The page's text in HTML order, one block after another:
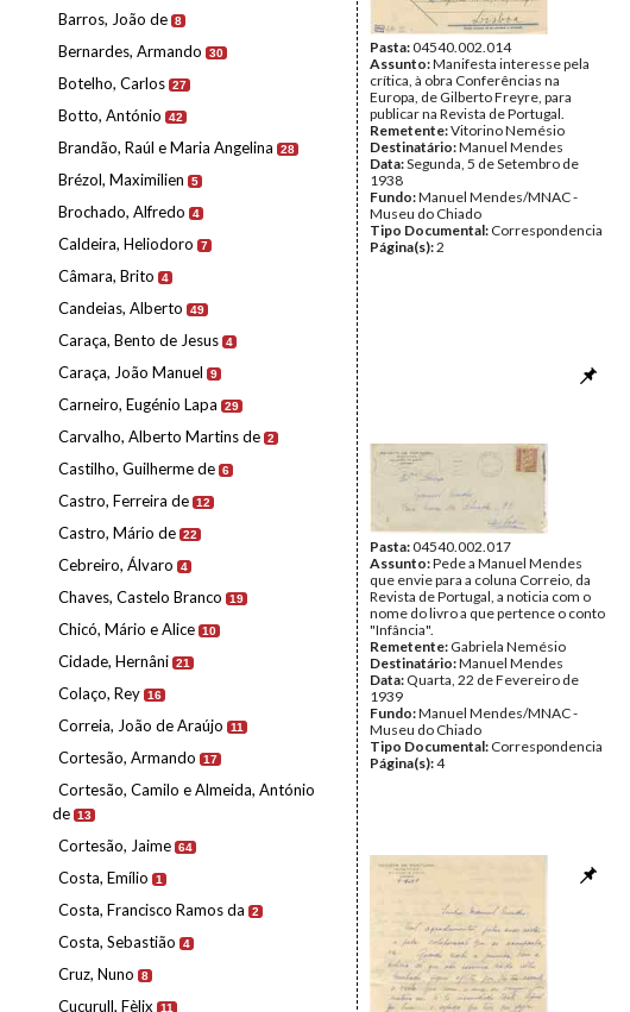
Barros, João de 8
Bernardes, Armando 30
Botelho, Carlos 27
Botto, António 42
Brandão, Raúl e Maria Angelina 28
Brézol, Maximilien 5
Brochado, Alfredo 4
Caldeira, Heliodoro 7
Câmara, Brito 4
Candeias, Alberto 49
Caraça, Bento de Jesus 4
Caraça, João Manuel 9
Carneiro, Eugénio Lapa 29
Carvalho, Alberto Martins de 2
Castilho, Guilherme de 6
Castro, Ferreira de 12
Castro, Mário de 22
Cebreiro, Álvaro 4
Chaves, Castelo Branco 19
Chicó, Mário e Alice 10
Cidade, Hernâni 21
Colaço, Rey 16
Correia, João de Araújo 11
Cortesão, Armando 17
Cortesão, Camilo e Almeida, António
de 13
Cortesão, Jaime 64
Costa, Emílio 1
Costa, Francisco Ramos da 2
Costa, Sebastião 4
Cruz, Nuno 8
Cucurull, Fèlix 11
Pasta:04540.002.014
Assunto:Manifesta interesse pela
crítica, à obra Conferências na
Europa, de Gilberto Freyre, para
publicar na Revista de Portugal.
Remetente:Vitorino Nemésio
Destinatário:Manuel Mendes
Data:Segunda, 5 de Setembro de
1938
Fundo:Manuel Mendes/MNAC -
Museu do Chiado
Tipo Documental: Correspondencia
Página(s):2
Pasta:04540.002.017
Assunto:Pede a Manuel Mendes
que envie para a coluna Correio, da
Revista de Portugal, a noticia com o
nome do livro a que pertence o conto
"Infância".
Remetente: Gabriela Nemésio
Destinatário:Manuel Mendes
Data: Quarta, 22 de Fevereiro de
1939
Fundo:Manuel Mendes/MNAC -
Museu do Chiado
Tipo Documental: Correspondencia
Página(s):4